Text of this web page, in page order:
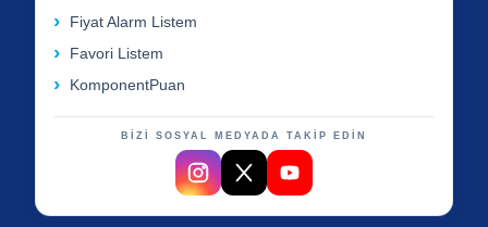
Fiyat Alarm Listem
Favori Listem
KomponentPuan
BİZİ SOSYAL MEDYADA TAKİP EDİN